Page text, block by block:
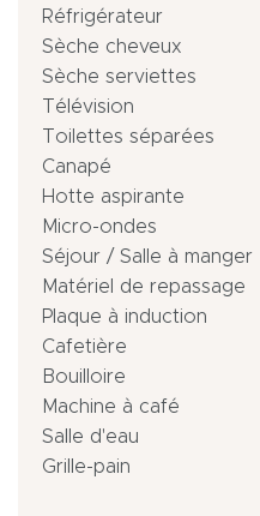
Réfrigérateur
Sèche cheveux
Sèche serviettes
Télévision
Toilettes séparées
Canapé
Hotte aspirante
Micro-ondes
Séjour / Salle à manger
Matériel de repassage
Plaque à induction
Cafetière
Bouilloire
Machine à café
Salle d'eau
Grille-pain